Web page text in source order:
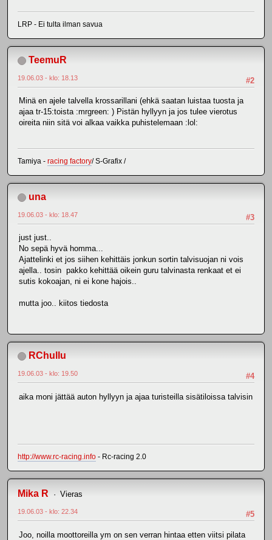
LRP - Ei tulta ilman savua
TeemuR
#2
19.06.03 - klo: 18.13
Minä en ajele talvella krossarillani (ehkä saatan luistaa tuosta ja
ajaa tr-15:toista :mrgreen: ) Pistän hyllyyn ja jos tulee vierotus
oireita niin sitä voi alkaa vaikka puhistelemaan :lol:
Tamiya - racing factory/ S-Grafix /
una
#3
19.06.03 - klo: 18.47
just just..
No sepä hyvä homma...
Ajattelinki et jos siihen kehittäis jonkun sortin talvisuojan ni vois
ajella.. tosin pakko kehittää oikein guru talvinasta renkaat et ei
sutis kokoajan, ni ei kone hajois..
mutta joo.. kiitos tiedosta
RChullu
#4
19.06.03 - klo: 19.50
aika moni jättää auton hyllyyn ja ajaa turisteilla sisätiloissa talvisin
http://www.rc-racing.info - Rc-racing 2.0
Mika R Vieras
#5
19.06.03 - klo: 22.34
Joo, noilla moottoreilla ym on sen verran hintaa etten viitsi pilata